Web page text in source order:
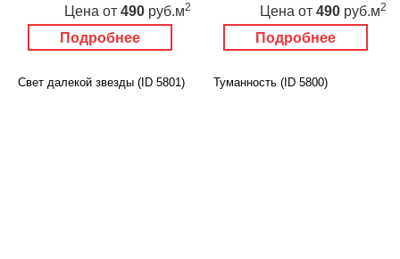
Подробнее
Цена от 490 руб.м2
Подробнее
Цена от 490 руб.м2
Свет далекой звезды (ID 5801) Туманность (ID 5800)